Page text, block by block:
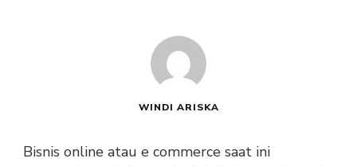
WINDI ARISKA
Bisnis online atau e commerce saat ini